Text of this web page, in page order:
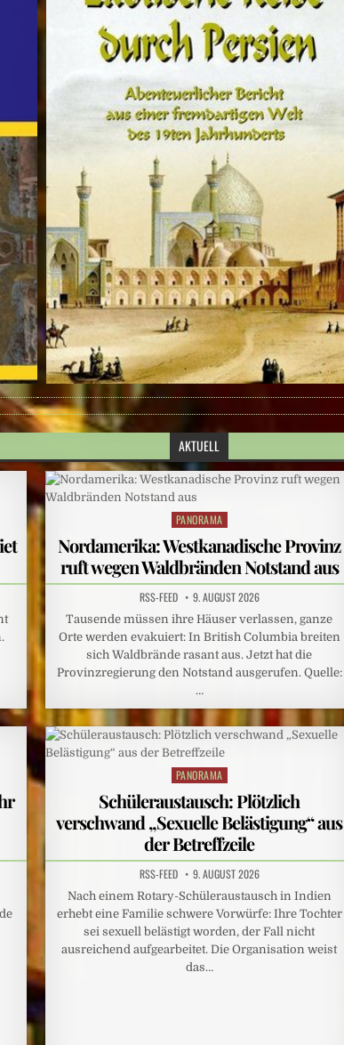
AKTUELL
Posted
in
PANORAMA
Nordamerika: Westkanadische Provinz
ruft wegen Waldbränden Notstand aus
RSS-FEED 9. AUGUST 2026
Tausende müssen ihre Häuser verlassen, ganze
Orte werden evakuiert: In British Columbia breiten
sich Waldbrände rasant aus. Jetzt hat die
Provinzregierung den Notstand ausgerufen. Quelle:
…
Posted
PANORAMA
Schüleraustausch: Plötzlich
verschwand „Sexuelle Belästigung“ aus
der Betreffzeile
RSS-FEED 9. AUGUST 2026
Nach einem Rotary-Schüleraustausch in Indien
erhebt eine Familie schwere Vorwürfe: Ihre Tochter
sei sexuell belästigt worden, der Fall nicht
ausreichend aufgearbeitet. Die Organisation weist
das…